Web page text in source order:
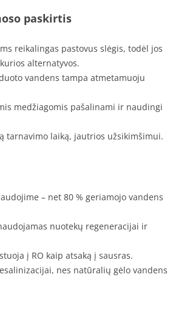
paskirtis
reikalingas pastovus slėgis, todėl jos
alternatyvos.
vandens tampa atmetamuoju
medžiagomis pašalinami ir naudingi
tarnavimo laiką, jautrios užsikimšimui.
– net 80 % geriamojo vandens
nuotekų regeneracijai ir
į RO kaip atsaką į sausras.
nes natūralių gėlo vandens